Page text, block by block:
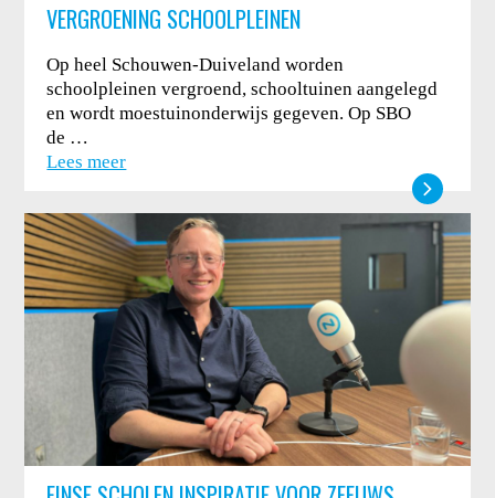
VERGROENING SCHOOLPLEINEN
Op heel Schouwen-Duiveland worden
schoolpleinen vergroend, schooltuinen aangelegd
en wordt moestuinonderwijs gegeven. Op SBO
de …
Lees meer